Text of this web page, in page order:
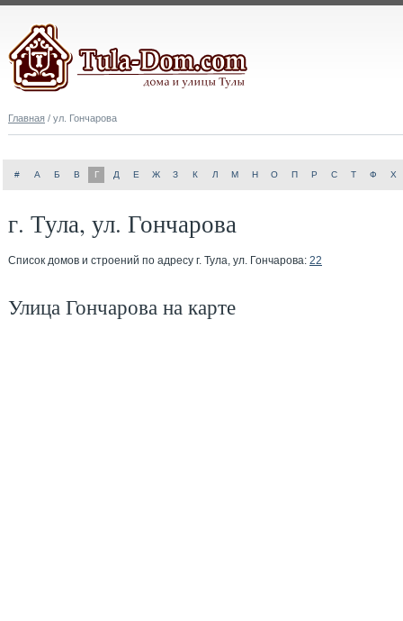
Главная / ул. Гончарова
# А Б В Г Д Е Ж З К Л М Н О П Р С Т Ф Х
г. Тула, ул. Гончарова
Список домов и строений по адресу г. Тула, ул. Гончарова: 22
Улица Гончарова на карте